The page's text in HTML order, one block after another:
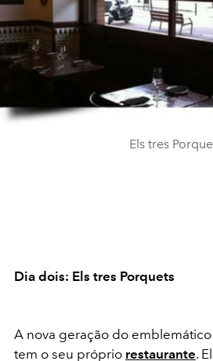
Els tres
Dia dois: Els tres Porquets
A nova geração do
tem o seu próprio restaurante.